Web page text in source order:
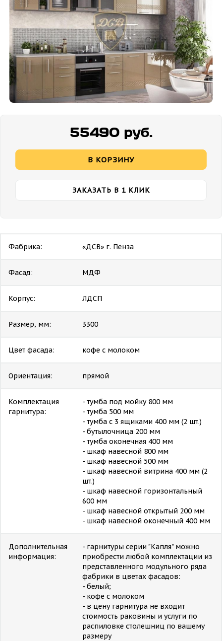
55490 руб.
В КОРЗИНУ
ЗАКАЗАТЬ В 1 КЛИК
Фабрика: «ДСВ» г. Пенза
Фасад: МДФ
Корпус: ЛДСП
Размер, мм: 3300
Цвет фасада: кофе с молоком
Ориентация: прямой
Комплектация
гарнитура:
- тумба под мойку 800 мм
- тумба 500 мм
- тумба с 3 ящиками 400 мм (2 шт.)
- бутылочница 200 мм
- тумба оконечная 400 мм
- шкаф навесной 800 мм
- шкаф навесной 500 мм
- шкаф навесной витрина 400 мм (2
шт.)
- шкаф навесной горизонтальный
600 мм
- шкаф навесной открытый 200 мм
- шкаф навесной оконечный 400 мм
Дополнительная
информация:
- гарнитуры серии "Капля" можно
приобрести любой комплектации из
представленного модульного ряда
фабрики в цветах фасадов:
- белый;
- кофе с молоком
- в цену гарнитура не входит
стоимость раковины и услуги по
распиловке столешниц по вашему
размеру